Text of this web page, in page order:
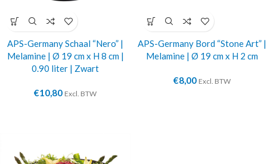
APS-Germany Schaal “Nero” |
Melamine | Ø 19 cm x H 8 cm |
0.90 liter | Zwart
€10,80 Excl. BTW
APS-Germany Bord “Stone Art” |
Melamine | Ø 19 cm x H 2 cm
€8,00 Excl. BTW